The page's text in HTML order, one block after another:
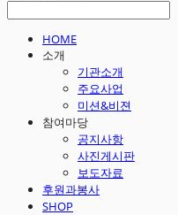
HOME
소개
기관소개
주요사업
미션&비젼
참여마당
공지사항
사진게시판
보도자료
후원과봉사
SHOP